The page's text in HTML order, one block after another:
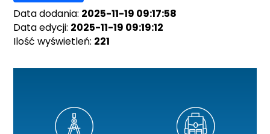
Data dodania: 2025-11-19 09:17:58
Data edycji: 2025-11-19 09:19:12
Ilość wyświetleń: 221